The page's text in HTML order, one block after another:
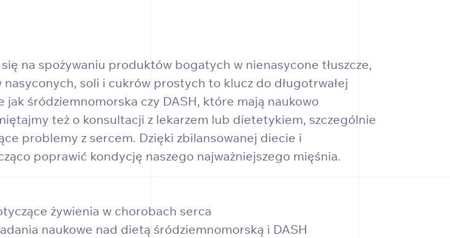
na spożywaniu produktów bogatych w nienasycone tłuszcze,
nasyconych, soli i cukrów prostych to klucz do długotrwałej
śródziemnomorska czy DASH, które mają naukowo
też o konsultacji z lekarzem lub dietetykiem, szczególnie
problemy z sercem. Dzięki zbilansowanej diecie i
poprawić kondycję naszego najważniejszego mięśnia.
żywienia w chorobach serca
naukowe nad dietą śródziemnomorską i DASH